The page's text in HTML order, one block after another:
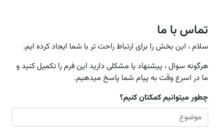
تماس با ما
سلام ، این بخش را برای ارتباط راحت تر با شما ایجاد کرده ایم.
هرگونه سوال ، پیشنهاد یا مشکلی دارید این فرم را تکمیل کنید و
ما در اسرع وقت به پیام شما پاسخ میدهیم.
چطور میتوانیم کمکتان کنیم؟